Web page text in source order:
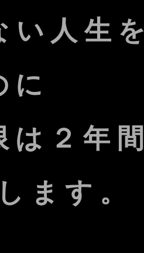
い人生を
に
２年間
ます。